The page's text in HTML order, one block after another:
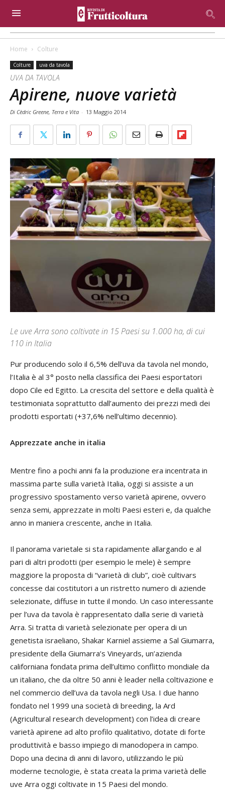
Home Colture
Colture uva da tavola
UVA DA TAVOLA
Apirene, nuove varietà
Di Cèdric Greene, Terra e Vita - 13 Maggio 2014
Le uve Arra sono coltivate in 15 Paesi su 1.000 ha, di cui
110 in Italia
Pur producendo solo il 6,5% dell’uva da tavola nel mondo,
l’Italia è al 3° posto nella classifica dei Paesi esportatori
dopo Cile ed Egitto. La crescita del settore e della qualità è
testimoniata soprattutto dall’aumento dei prezzi medi dei
prodotti esportati (+37,6% nell’ultimo decennio).
Apprezzate anche in italia
Mentre fino a pochi anni fa la produzione era incentrata in
massima parte sulla varietà Italia, oggi si assiste a un
progressivo spostamento verso varietà apirene, ovvero
senza semi, apprezzate in molti Paesi esteri e, da qualche
anno in maniera crescente, anche in Italia.
Il panorama varietale si sta rapidamente allargando e al
pari di altri prodotti (per esempio le mele) è sempre
maggiore la proposta di “varietà di club”, cioè cultivars
concesse dai costitutori a un ristretto numero di aziende
selezionate, diffuse in tutte il mondo. Un caso interessante
per l’uva da tavola è rappresentato dalla serie di varietà
Arra. Si tratta di varietà selezionate per opera di un
genetista israeliano, Shakar Karniel assieme a Sal Giumarra,
presidente della Giumarra’s Vineyards, un’azienda
californiana fondata prima dell’ultimo conflitto mondiale da
un italiano, che da oltre 50 anni è leader nella coltivazione e
nel commercio dell’uva da tavola negli Usa. I due hanno
fondato nel 1999 una società di breeding, la Ard
(Agricultural research development) con l’idea di creare
varietà apirene ad alto profilo qualitativo, dotate di forte
produttività e basso impiego di manodopera in campo.
Dopo una decina di anni di lavoro, utilizzando le più
moderne tecnologie, è stata creata la prima varietà delle
uve Arra oggi coltivate in 15 Paesi del mondo.